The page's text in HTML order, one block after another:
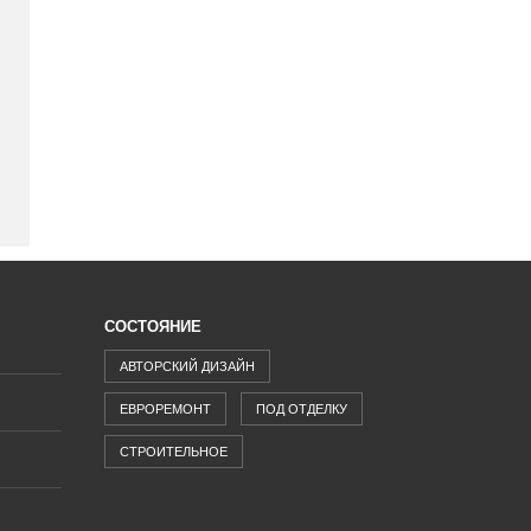
СОСТОЯНИЕ
АВТОРСКИЙ ДИЗАЙН
ЕВРОРЕМОНТ ПОД ОТДЕЛКУ
СТРОИТЕЛЬНОЕ